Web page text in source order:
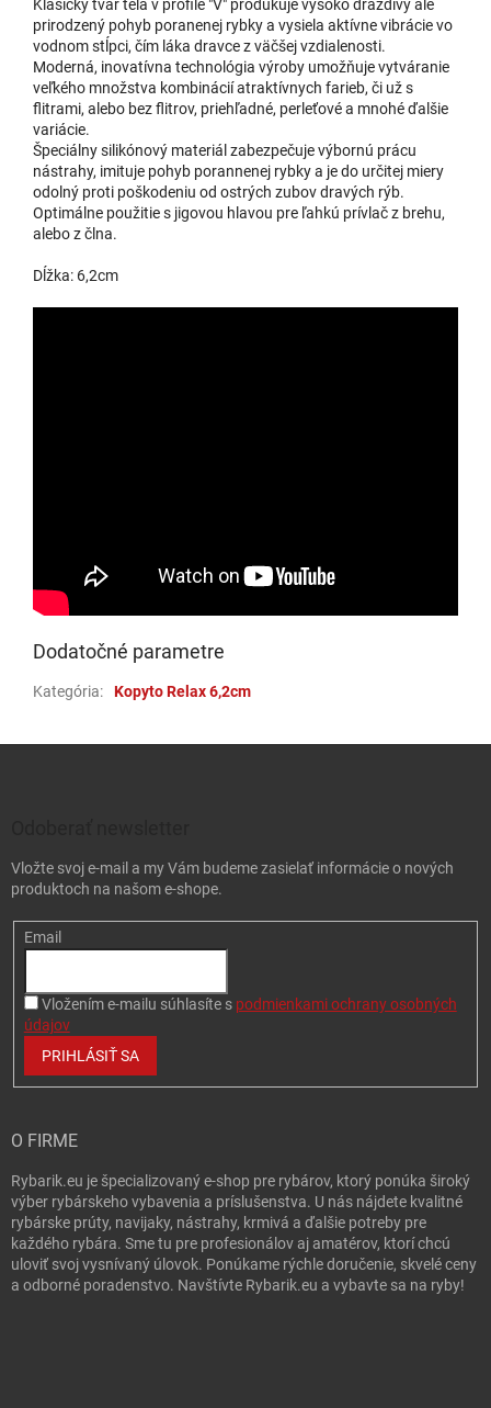
Klasický tvar tela v profile "V" produkuje vysoko dráždivý ale
prirodzený pohyb poranenej rybky a vysiela aktívne vibrácie vo
vodnom stĺpci, čím láka dravce z väčšej vzdialenosti.
Moderná, inovatívna technológia výroby umožňuje vytváranie
veľkého množstva kombinácií atraktívnych farieb, či už s
flitrami, alebo bez flitrov, priehľadné, perleťové a mnohé ďalšie
variácie.
Špeciálny silikónový materiál zabezpečuje výbornú prácu
nástrahy, imituje pohyb porannenej rybky a je do určitej miery
odolný proti poškodeniu od ostrých zubov dravých rýb.
Optimálne použitie s jigovou hlavou pre ľahkú prívlač z brehu,
alebo z člna.
Dĺžka: 6,2cm
Dodatočné parametre
Kategória: Kopyto Relax 6,2cm
Vložte svoj e-mail a my Vám budeme zasielať informácie o nových
produktoch na našom e-shope.
Email
Vložením e-mailu súhlasíte s podmienkami ochrany osobných
údajov
PRIHLÁSIŤ SA
O FIRME
Rybarik.eu je špecializovaný e-shop pre rybárov, ktorý ponúka široký
výber rybárskeho vybavenia a príslušenstva. U nás nájdete kvalitné
rybárske prúty, navijaky, nástrahy, krmivá a ďalšie potreby pre
každého rybára. Sme tu pre profesionálov aj amatérov, ktorí chcú
uloviť svoj vysnívaný úlovok. Ponúkame rýchle doručenie, skvelé ceny
a odborné poradenstvo. Navštívte Rybarik.eu a vybavte sa na ryby!